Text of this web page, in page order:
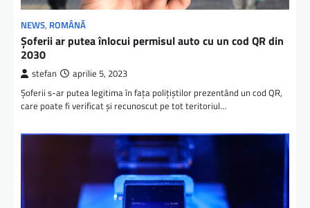
NEWS, ROMÂNĂ
Șoferii ar putea înlocui permisul auto cu un cod QR din
2030
stefan aprilie 5, 2023
Șoferii s-ar putea legitima în faţa poliţiştilor prezentând un cod QR,
care poate fi verificat şi recunoscut pe tot teritoriul…